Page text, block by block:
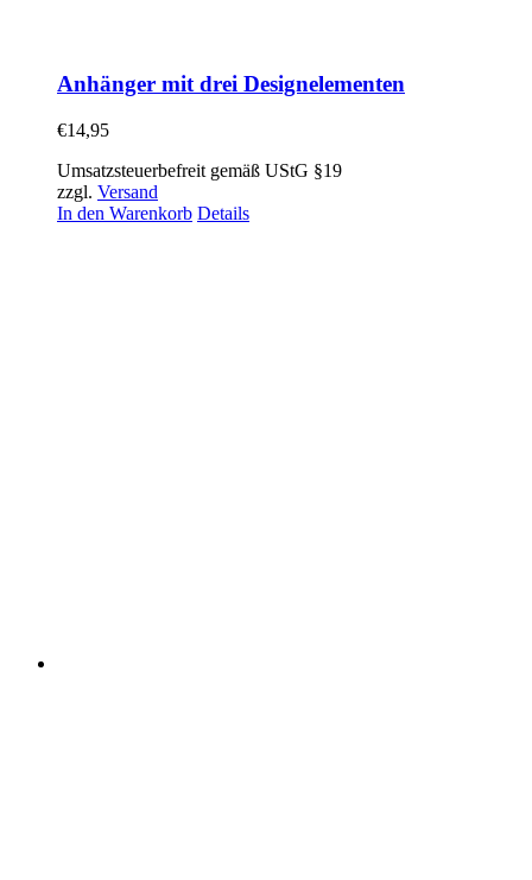
Anhänger mit drei Designelementen
€14,95
Umsatzsteuerbefreit gemäß UStG §19
zzgl. Versand
In den Warenkorb Details